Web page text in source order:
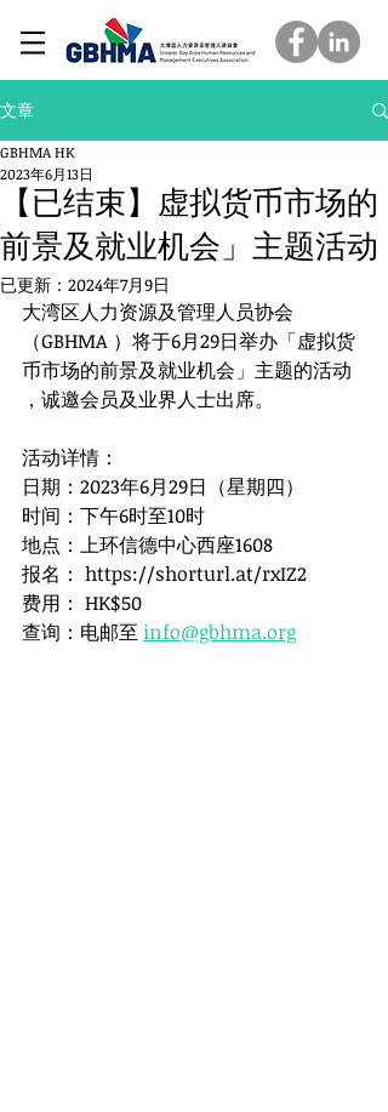
文章
【已结束】虚拟货币市场的
前景及就业机会」主题活动
GBHMA HK
2023年6月13日
已更新： 2024年7月9日
大湾区人力资源及管理人员协会
（GBHMA ）将于6月29日举办「虚拟货
币市场的前景及就业机会」主题的活动
，诚邀会员及业界人士出席。
活动详情：
日期：2023年6月29日（星期四）
时间：下午6时至10时
地点：上环信德中心西座1608
报名： https://shorturl.at/rxIZ2
费用： HK$50
查询：电邮至 info@gbhma.org